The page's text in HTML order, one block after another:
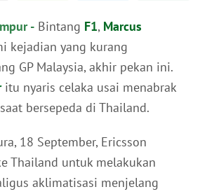
- Bintang F1, Marcus
kejadian yang kurang
GP Malaysia, akhir pekan ini.
itu nyaris celaka usai menabrak
bersepeda di Thailand.
18 September, Ericsson
Thailand untuk melakukan
aklimatisasi menjelang